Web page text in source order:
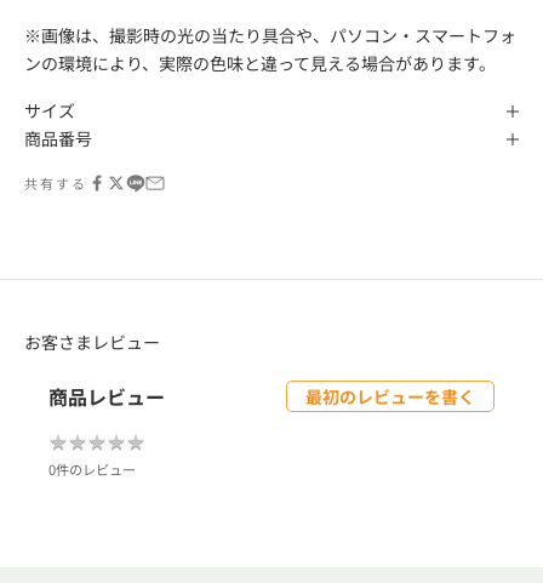
※画像は、撮影時の光の当たり具合や、パソコン・スマートフォ
ンの環境により、実際の色味と違って見える場合があります。
サイズ
商品番号
共有する
お客さまレビュー
商品レビュー 最初のレビューを書く
★★★★★
★★★★★
0件のレビュー